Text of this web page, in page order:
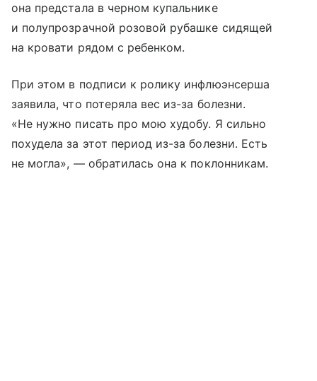
она предстала в черном купальнике
и полупрозрачной розовой рубашке сидящей
на кровати рядом с ребенком.
При этом в подписи к ролику инфлюэнсерша
заявила, что потеряла вес из-за болезни.
«Не нужно писать про мою худобу. Я сильно
похудела за этот период из-за болезни. Есть
не могла», — обратилась она к поклонникам.